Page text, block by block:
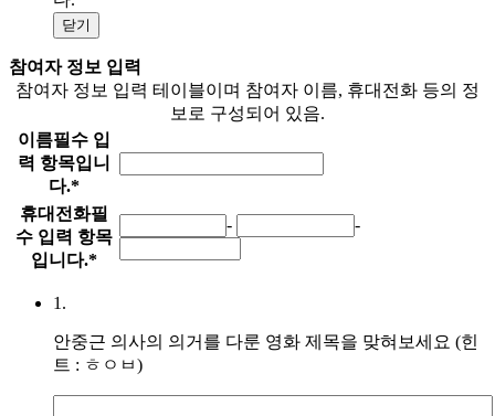
닫기
참여자 정보 입력
참여자 정보 입력 테이블이며 참여자 이름, 휴대전화 등의 정
보로 구성되어 있음.
이름필수 입
력 항목입니
다.*
휴대전화필
수 입력 항목
입니다.*
- -
1.
안중근 의사의 의거를 다룬 영화 제목을 맞혀보세요 (힌
트 : ㅎㅇㅂ)